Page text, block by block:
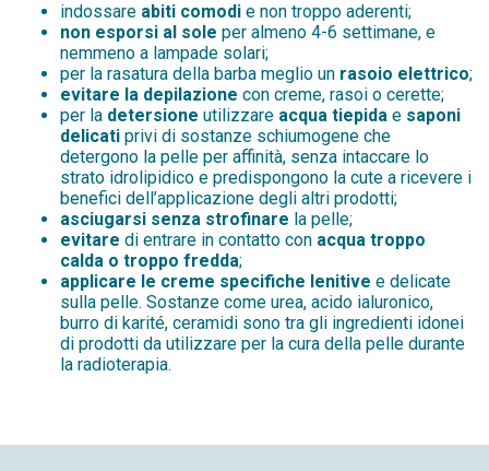
indossare abiti comodi e non troppo aderenti;
non esporsi al sole per almeno 4-6 settimane, e
nemmeno a lampade solari;
per la rasatura della barba meglio un rasoio elettrico;
evitare la depilazione con creme, rasoi o cerette;
per la detersione utilizzare acqua tiepida e saponi
delicati privi di sostanze schiumogene che
detergono la pelle per affinità, senza intaccare lo
strato idrolipidico e predispongono la cute a ricevere i
benefici dell’applicazione degli altri prodotti;
asciugarsi senza strofinare la pelle;
evitare di entrare in contatto con acqua troppo
calda o troppo fredda;
applicare le creme specifiche lenitive e delicate
sulla pelle. Sostanze come urea, acido ialuronico,
burro di karité, ceramidi sono tra gli ingredienti idonei
di prodotti da utilizzare per la cura della pelle durante
la radioterapia.